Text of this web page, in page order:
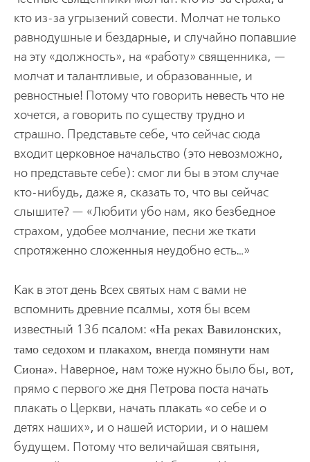
кто из-за угрызений совести. Молчат не только
равнодушные и бездарные, и случайно попавшие
на эту «должность», на «работу» священника, —
молчат и талантливые, и образованные, и
ревностные! Потому что говорить невесть что не
хочется, а говорить по существу трудно и
страшно. Представьте себе, что сейчас сюда
входит церковное начальство (это невозможно,
но представьте себе): смог ли бы в этом случае
кто-нибудь, даже я, сказать то, что вы сейчас
слышите? — «Любити убо нам, яко безбедное
страхом, удобее молчание, песни же ткати
спротяженно сложенныя неудобно есть…»
Как в этот день Всех святых нам с вами не
вспомнить древние псалмы, хотя бы всем
известный 136 псалом:
На реках Вавилонских,
тамо седохом и плакахом, внегда помянути нам
Сиона . Наверное, нам тоже нужно было бы, вот,
прямо с первого же дня Петрова поста начать
плакать о Церкви, начать плакать «о себе и о
детях наших», и о нашей истории, и о нашем
будущем. Потому что величайшая святыня,